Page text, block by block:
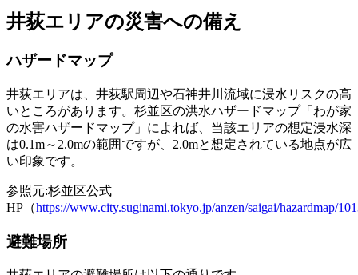
井荻エリアの災害への備え
ハザードマップ
井荻エリアは、 井荻駅周辺や石神井川流域に浸水リスクの高
いところがあります。杉並区の洪水ハザードマップ「わが家
の水害ハザードマップ」によれば、当該エリアの想定浸水深
は0.1m～2.0mの範囲ですが、2.0mと想定されている地点が広
い印象です。
参照元:杉並区公式
HP（https://www.city.suginami.tokyo.jp/anzen/saigai/hazardmap/
避難場所